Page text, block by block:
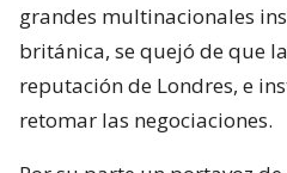
grandes multinacionales
británica, se quejó de que
reputación de Londres, e
retomar las negociaciones.